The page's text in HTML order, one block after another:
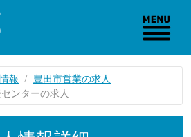
報
豊田市営業の求人
ンターの求人